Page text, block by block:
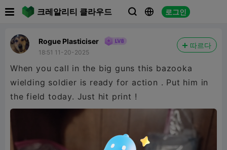
크레알리티 클라우드   로그인
Rogue Plasticiser
18:51 11-20-2025
따르다
When you call in the big guns this bazooka
wielding soldier is ready for action . Put him in
the field today. Just hit print !